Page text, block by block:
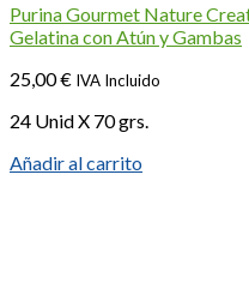
Purina Gourmet Nature
Gelatina con Atún y Gambas
25,00€ IVA Incluido
24 Unid X 70 grs.
Añadir al carrito